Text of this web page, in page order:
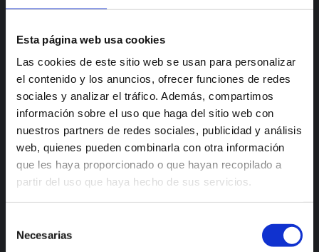
Esta página web usa cookies
Las cookies de este sitio web se usan para personalizar
el contenido y los anuncios, ofrecer funciones de redes
sociales y analizar el tráfico. Además, compartimos
información sobre el uso que haga del sitio web con
nuestros partners de redes sociales, publicidad y análisis
web, quienes pueden combinarla con otra información
que les haya proporcionado o que hayan recopilado a
partir del uso que haya hecho de sus servicios.
Necesarias
Vuelve a introducir la misma contraseña para verificarla.
Acepto lapolitica de privacidady lasnormas de usodel
CONTINUAR
o
Utiliza la cuenta de
Google